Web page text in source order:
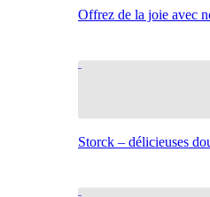
Offrez de la joie avec
Storck – délicieuses